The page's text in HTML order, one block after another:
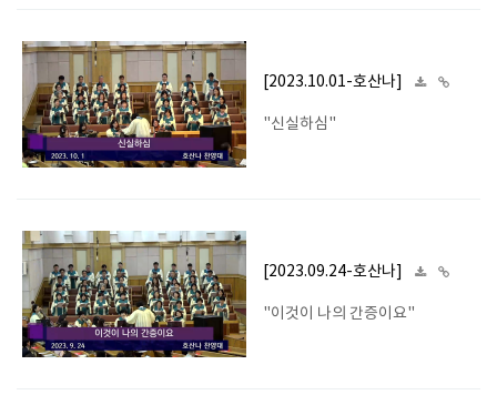
[2023.10.01-호산나]
"신실하심"
[2023.09.24-호산나]
"이것이 나의 간증이요"